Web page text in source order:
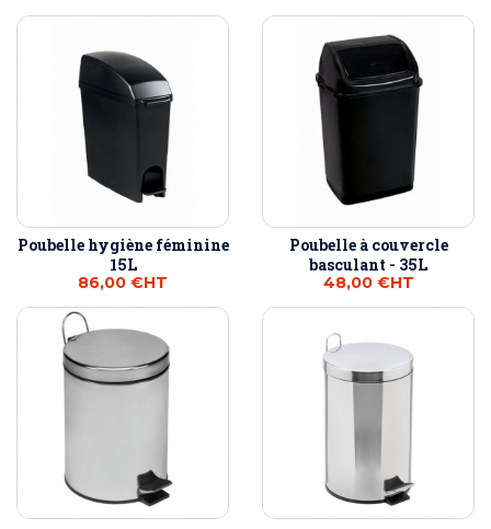
Poubelle hygiène féminine
15L
86,00 €HT
Poubelle à couvercle
basculant - 35L
48,00 €HT